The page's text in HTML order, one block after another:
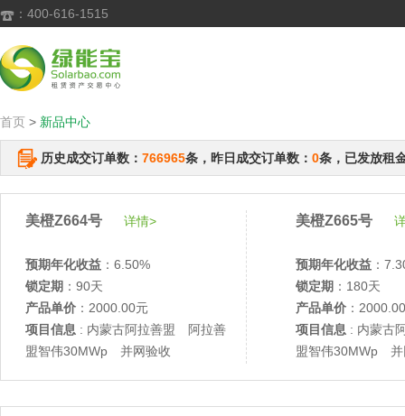
 ：400-616-1515
首页 > 新品中心
历史成交订单数： 766965条，昨日成交订单数： 0条，已发放租
美橙Z664号 详情>
预期年化收益 ：6.50%
锁定期 ：90天
产品单价 ：2000.00元
项目信息 : 内蒙古阿拉善盟 阿拉善
盟智伟30MWp 并网验收
美橙Z665号
预期年化收益 ：
锁定期 ：180天
产品单价 ：
项目信息 : 内蒙古
盟智伟30MWp 并